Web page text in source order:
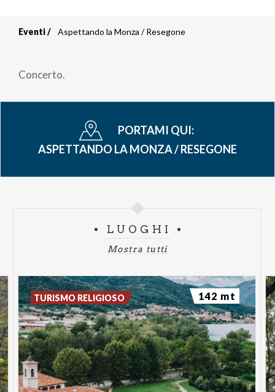
Briciole
di
pane
Eventi Aspettando la Monza / Resegone
Concerto.
PORTAMI QUI:
ASPETTANDO LA MONZA / RESEGONE
LUOGHI
Mostra tutti
TURISMO RELIGIOSO 142 mt